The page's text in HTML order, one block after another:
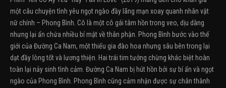
một câu chuyện tình yêu ngọt ngào đầy lãng mạn xoay quanh nhân vật
nữ chính – Phong Bình. Cô là một cô gái tâm hồn trong veo, dịu dàng
nhưng lại ẩn chứa nhiều bí mật về thân phận. Phong Bình bước vào thế
giới của Đường Ca Nam, một thiếu gia đào hoa nhưng sâu bên trong lại
dạt đầy lòng tốt và lương thiện. Hai trái tim tưởng chừng khác biệt hoàn
toàn lại nảy sinh tình cảm. Đường Ca Nam bị hút hồn bởi sự bí ẩn và ngọt
ngào của Phong Bình. Phong Bình cũng cảm nhận được sự chân thành